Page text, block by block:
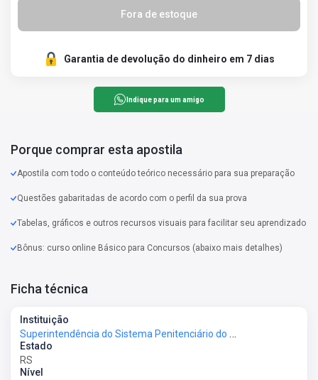
Fora de estoque
Garantia de devolução do dinheiro em 7 dias
Indique para um amigo
Porque comprar esta apostila
Apostila com todo o conteúdo teórico necessário para sua preparação
Questões gabaritadas de acordo com o perfil da sua prova
Tabelas, gráficos e outros recursos visuais para facilitar seu aprendizado
Bônus: curso online Básico para Concursos (abaixo mais detalhes)
Ficha técnica
Instituição
Superintendência do Sistema Penitenciário do Estado do Pará - SUSIPE-PA
Estado
RS
Nível